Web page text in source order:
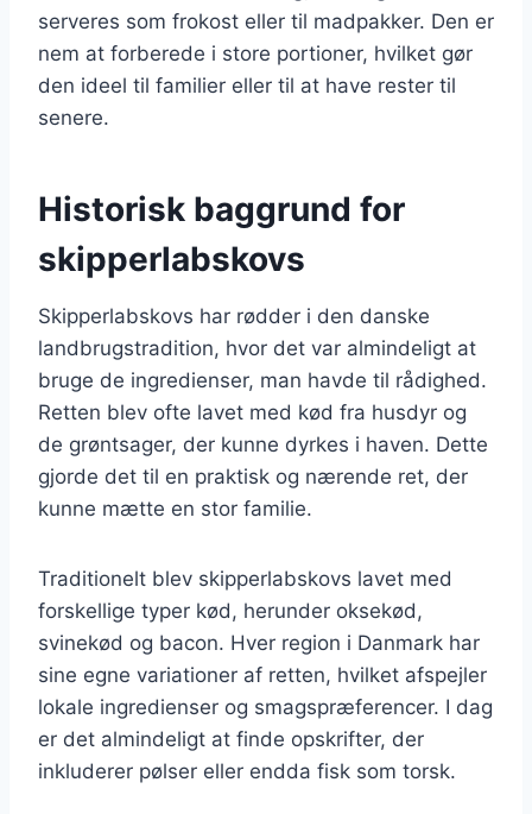
serveres som frokost eller til madpakker. Den er
nem at forberede i store portioner, hvilket gør
den ideel til familier eller til at have rester til
senere.
Historisk baggrund for
skipperlabskovs
Skipperlabskovs har rødder i den danske
landbrugstradition, hvor det var almindeligt at
bruge de ingredienser, man havde til rådighed.
Retten blev ofte lavet med kød fra husdyr og
de grøntsager, der kunne dyrkes i haven. Dette
gjorde det til en praktisk og nærende ret, der
kunne mætte en stor familie.
Traditionelt blev skipperlabskovs lavet med
forskellige typer kød, herunder oksekød,
svinekød og bacon. Hver region i Danmark har
sine egne variationer af retten, hvilket afspejler
lokale ingredienser og smagspræferencer. I dag
er det almindeligt at finde opskrifter, der
inkluderer pølser eller endda fisk som torsk.